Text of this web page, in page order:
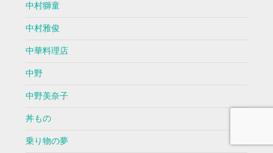
中村獅童
中村雅俊
中華料理店
中野
中野美奈子
丼もの
乗り物の夢